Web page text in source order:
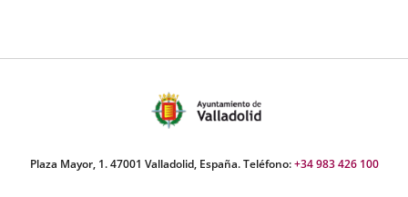
Plaza Mayor, 1. 47001 Valladolid, España. Teléfono:+34 983 426 100